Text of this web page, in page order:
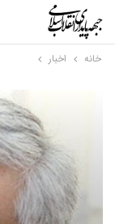
خانه اخبار